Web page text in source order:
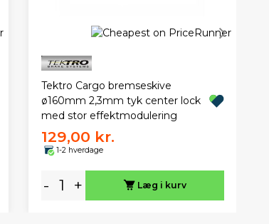
Tektro Cargo bremseskive
ø160mm 2,3mm tyk center lock
med stor effektmodulering
129,00 kr.
1-2 hverdage
- + Læg i kurv